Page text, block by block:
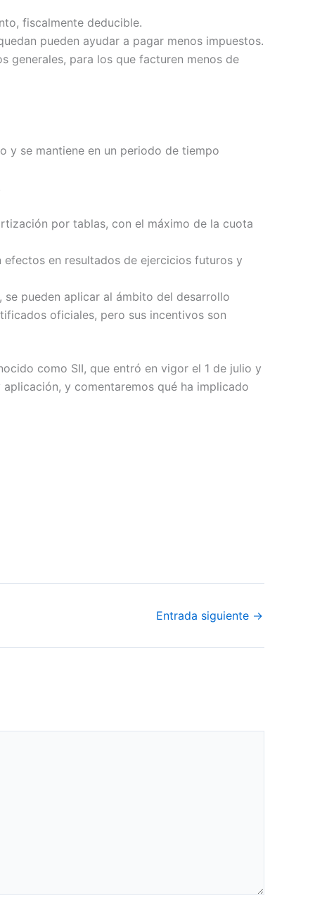
fiscalmente deducible.
pueden ayudar a pagar menos impuestos.
generales, para los que facturen menos de
y se mantiene en un periodo de tiempo
por tablas, con el máximo de la cuota
en resultados de ejercicios futuros y
pueden aplicar al ámbito del desarrollo
oficiales, pero sus incentivos son
como SII, que entró en vigor el 1 de julio y
y comentaremos qué ha implicado
Entrada siguiente →